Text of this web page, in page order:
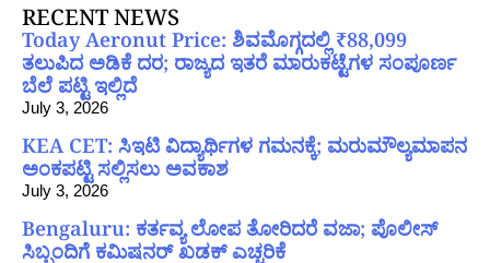
RECENT NEWS
Today Aeronut Price: ಶಿವಮೊಗ್ಗದಲ್ಲಿ ₹88,099
ತಲುಪಿದ ಅಡಿಕೆ ದರ; ರಾಜ್ಯದ ಇತರೆ ಮಾರುಕಟ್ಟೆಗಳ ಸಂಪೂರ್ಣ
ಬೆಲೆ ಪಟ್ಟಿ ಇಲ್ಲಿದೆ
July 3, 2026
KEA CET: ಸಿಇಟಿ ವಿದ್ಯಾರ್ಥಿಗಳ ಗಮನಕ್ಕೆ; ಮರುಮೌಲ್ಯಮಾಪನ
ಅಂಕಪಟ್ಟಿ ಸಲ್ಲಿಸಲು ಅವಕಾಶ
July 3, 2026
Bengaluru: ಕರ್ತವ್ಯ ಲೋಪ ತೋರಿದರೆ ವಜಾ; ಪೊಲೀಸ್
ಸಿಬ್ಬಂದಿಗೆ ಕಮಿಷನರ್ ಖಡಕ್ ಎಚ್ಚರಿಕೆ